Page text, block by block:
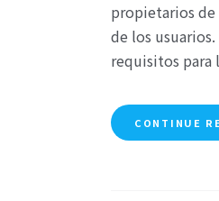
propietarios de
de los
requisitos para
CONTINUE